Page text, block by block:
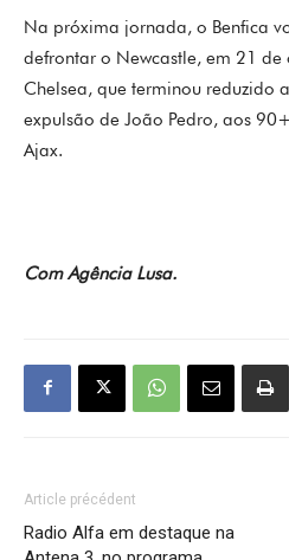
Na próxima jornada, o Benfica
defrontar o Newcastle, em 21 de
Chelsea, que terminou reduzido
expulsão de João Pedro, aos
Ajax.
Com Agência Lusa.
Article précédent
Radio Alfa em destaque na